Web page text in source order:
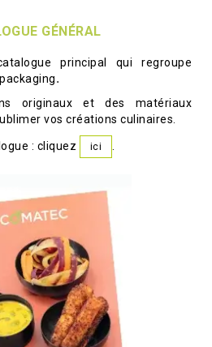
GÉNÉRAL
principal qui regroupe
.
originaux et des matériaux
vos créations culinaires.
: cliquez ici